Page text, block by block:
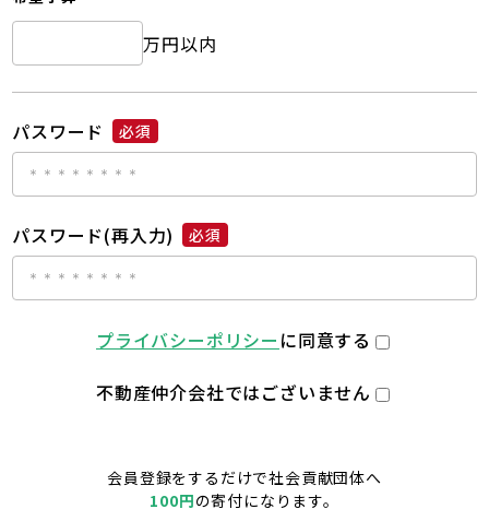
万円以内
パスワード 必須
パスワード(再入力) 必須
プライバシーポリシー に同意する
不動産仲介会社ではございません
会員登録をするだけで社会貢献団体へ
100円の寄付になります。